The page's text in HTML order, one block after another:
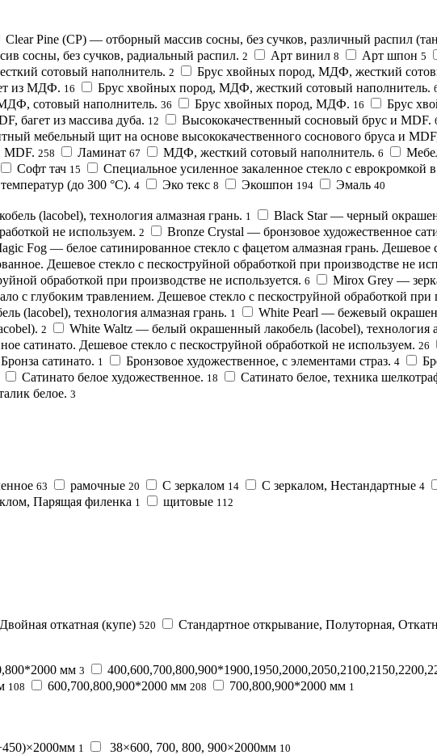
Clear Pine (CP) — отборный массив сосны, без сучков, различный распил
сосны, без сучков, радиальный распил. 2 Арт винил 8 Арт шпон 5
сотовый наполнитель. 2 Брус хвойных пород, МДФ, жесткий
из МДФ. 16 Брус хвойных пород, МДФ, жесткий сотовый наполнитель.
сотовый наполнитель. 36 Брус хвойных пород, МДФ. 16
Брус
багет из массива дуба. 12 Высококачественный сосновый брус и MDF.
мебельный щит на основе высококачественного соснового бруса и
MDF. 258 Ламинат 67 МДФ, жесткий сотовый наполнитель. 6
Софт тач 15
Специальное усиленное закаленное стекло с еврокромкой
(до 300 °C). 4 Эко текс 8 Экошпон 194 Эмаль 40
(lacobel), технология алмазная грань. 1 Black Star — черный
не используем. 2
Bronze Сrystal — бронзовое художественное
Fog — белое сатинированное стекло с фацетом алмазная грань. Дешевое
Дешевое стекло с пескоструйной обработкой при производстве не
обработкой при производстве не используется. 6 Mirox Grey —
с глубоким травлением. Дешевое стекло с пескоструйной обработкой при
(lacobel), технология алмазная грань. 1
White Pearl — бежевый
2 White Waltz — белый окрашенный лакобель (lacobel), технология
сатинато. Дешевое стекло с пескоструйной обработкой не используем. 26
Бронза сатинато. 1 Бронзовое художественное, с элементами страз. 4
Сатинато белое художественное. 18 Сатинато белое, техника
белое. 3
63 рамочные 20 С зеркалом 14 С зеркалом, Нестандартные 4
Парящая филенка 1 щитовые 112
откатная (купе) 520
Стандартное открывание, Полуторная,
мм 3
108 600,700,800,900*2000 мм 208 700,800,900*2000 мм 1
1 38×600, 700, 800, 900×2000мм 10